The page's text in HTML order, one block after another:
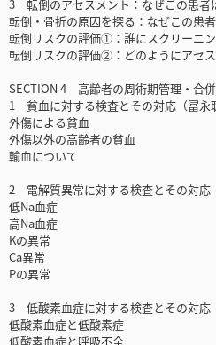
3 転倒のアセスメント：なぜこの患者
転倒・骨折の原因を探る：なぜこの患
転倒リスクの評価①：誰にスクリーニ
転倒リスクの評価②：どのようにアセ
SECTION 4 高齢者の周術期管理・合
1 貧血に対する検査とその対応（冨永
外傷による貧血
外傷以外の高齢者の貧血
輸血について
2 電解質異常に対する検査とその対応
低Na血症
高Na血症
Kの異常
Ca異常
Pの異常
3 低酸素血症に対する検査とその対応
低酸素血症と低酸素症
低酸素血症と呼吸不全